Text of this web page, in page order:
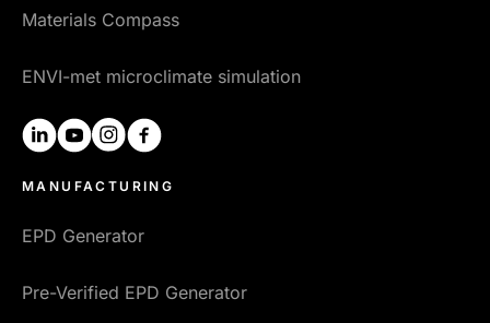
Materials Compass
ENVI-met microclimate simulation
linkedinyoutubeinstagram
MANUFACTURING
EPD Generator
Pre-Verified EPD Generator